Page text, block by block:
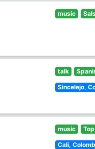
music
talk
Sincelejo,
music
Cali,